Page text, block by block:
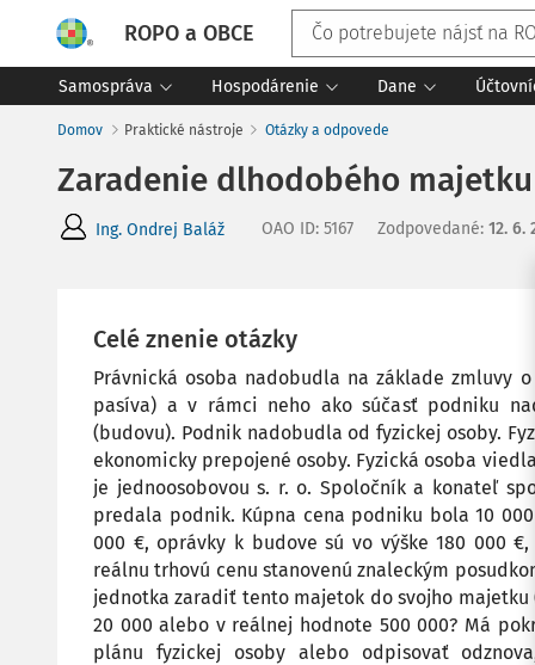
ROPO a OBCE
Samospráva Hospodárenie Dane
Domov Praktické nástroje Otázky a odpovede
Zaradenie dlhodobého
Ing. Ondrej Baláž OAO ID: 5167 Zodpovedané: 12. 6.
Celé znenie otázky
Právnická osoba nadobudla na základe zmluvy
pasíva) a v rámci neho ako súčasť podniku
(budovu). Podnik nadobudla od fyzickej osoby.
ekonomicky prepojené osoby. Fyzická osoba
je jednoosobovou s. r. o. Spoločník a konateľ
predala podnik. Kúpna cena podniku bola 10
000 €, oprávky k budove sú vo výške 180 000
reálnu trhovú cenu stanovenú znaleckým
jednotka zaradiť tento majetok do svojho majetku
20 000 alebo v reálnej hodnote 500 000? Má
plánu fyzickej osoby alebo odpisovať